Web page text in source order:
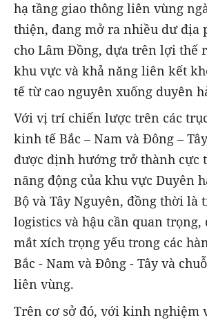
hạ tầng giao thông liên vùng
thiện, đang mở ra nhiều dư địa
cho Lâm Đồng, dựa trên lợi thế
khu vực và khả năng liên kết
tế từ cao nguyên xuống duyên
Với vị trí chiến lược trên các
kinh tế Bắc – Nam và Đông –
được định hướng trở thành cực
năng động của khu vực Duyên
Bộ và Tây Nguyên, đồng thời là
logistics và hậu cần quan
mắt xích trọng yếu trong các
Bắc - Nam và Đông - Tây và
liên vùng.
Trên cơ sở đó, với kinh nghiệm